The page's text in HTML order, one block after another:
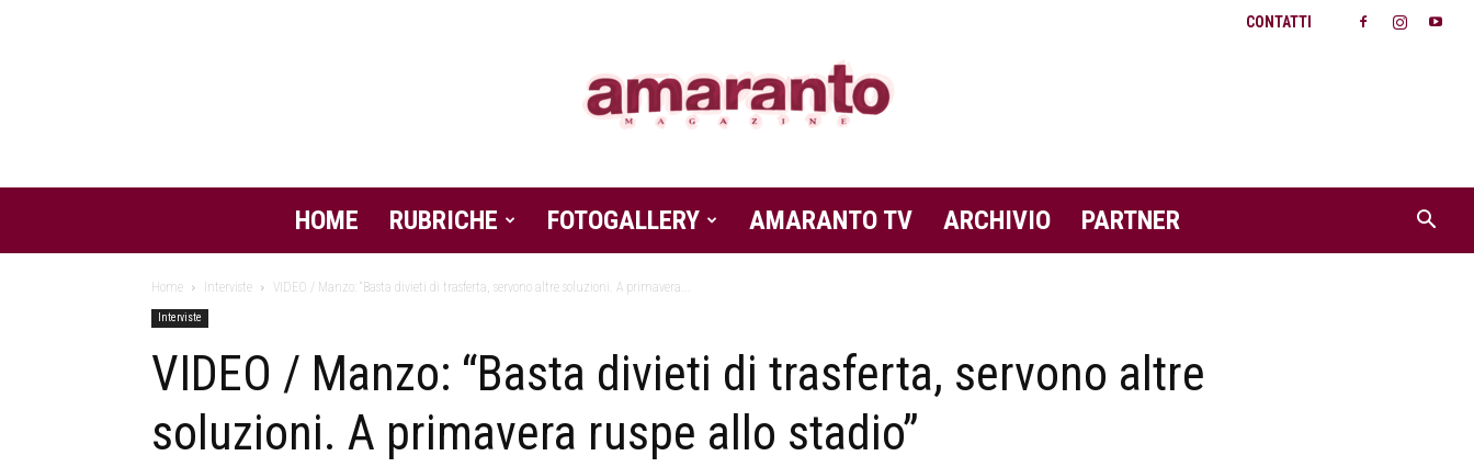
CONTATTI
Amaranto
Magazine
HOME RUBRICHE FOTOGALLERY AMARANTO TV ARCHIVIO PARTNER
Home Interviste VIDEO / Manzo: “Basta divieti di trasferta, servono altre soluzioni. A primavera...
Interviste
VIDEO / Manzo: “Basta divieti di trasferta, servono altre
soluzioni. A primavera ruspe allo stadio”